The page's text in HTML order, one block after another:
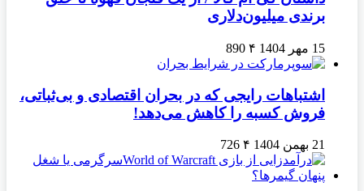
برندی میلیون‌دلاری
15 مهر 1404 ۴ 890
اشتباهات رایجی که در بحران اقتصادی و بی‌ثباتی،
فروش کسبه را کاهش می‌دهد!
21 بهمن 1404 ۴ 726